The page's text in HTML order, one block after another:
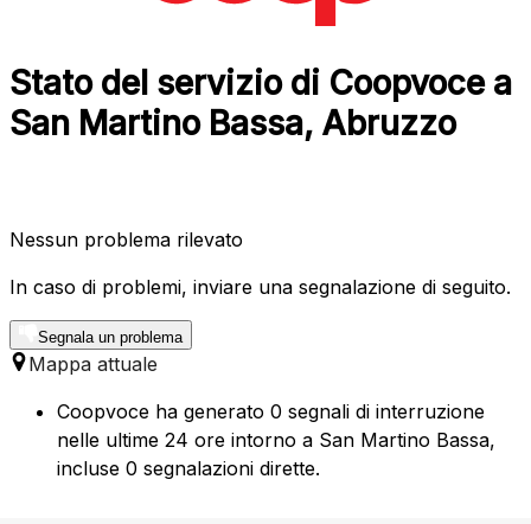
Stato del servizio di Coopvoce a
San Martino Bassa, Abruzzo
Nessun problema rilevato
In caso di problemi, inviare una segnalazione di seguito.
Segnala un problema
Mappa attuale
Coopvoce ha generato 0 segnali di interruzione
nelle ultime 24 ore intorno a San Martino Bassa,
incluse 0 segnalazioni dirette.